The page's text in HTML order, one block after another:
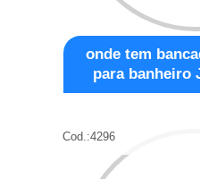
onde tem
para banheiro
Cod.:4296